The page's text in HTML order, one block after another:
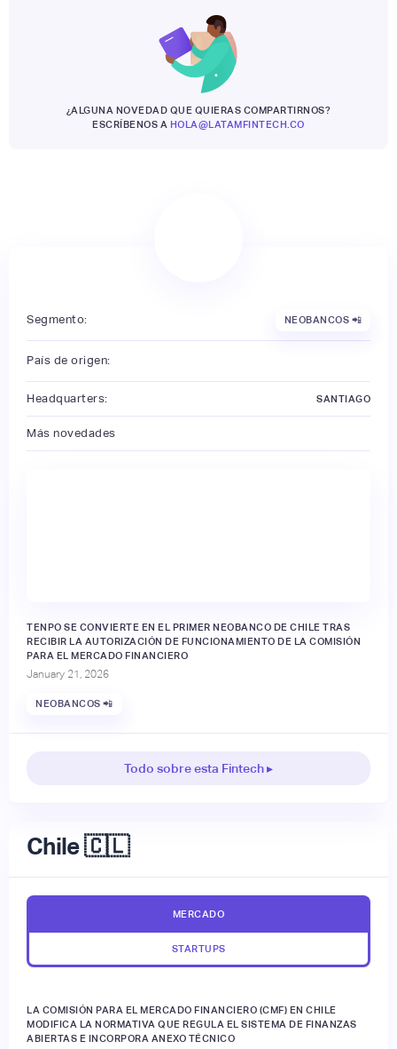
¿ALGUNA NOVEDAD QUE QUIERAS COMPARTIRNOS?
ESCRÍBENOS A HOLA@LATAMFINTECH.CO
Segmento: NEOBANCOS 📲
País de origen:
Headquarters: SANTIAGO
Más novedades
TENPO SE CONVIERTE EN EL PRIMER NEOBANCO DE CHILE TRAS
RECIBIR LA AUTORIZACIÓN DE FUNCIONAMIENTO DE LA COMISIÓN
PARA EL MERCADO FINANCIERO
January 21, 2026
NEOBANCOS 📲
Todo sobre esta Fintech ▸
Chile 🇨🇱
MERCADO
STARTUPS
LA COMISIÓN PARA EL MERCADO FINANCIERO (CMF) EN CHILE
MODIFICA LA NORMATIVA QUE REGULA EL SISTEMA DE FINANZAS
ABIERTAS E INCORPORA ANEXO TÉCNICO